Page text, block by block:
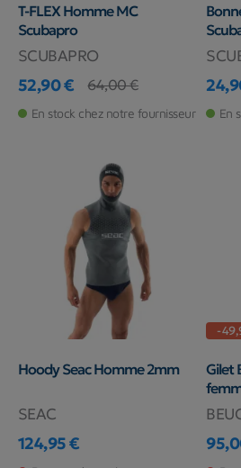
T-FLEX Homme MC
Scubapro
SCUBAPRO
Prix
52,90 €
Prix de base
64,00 €
En stock chez notre fournisseur
Prix
En
Hoody Seac Homme 2mm
SEAC
Prix
124,95 €
-
Gilet
Prix
Prix